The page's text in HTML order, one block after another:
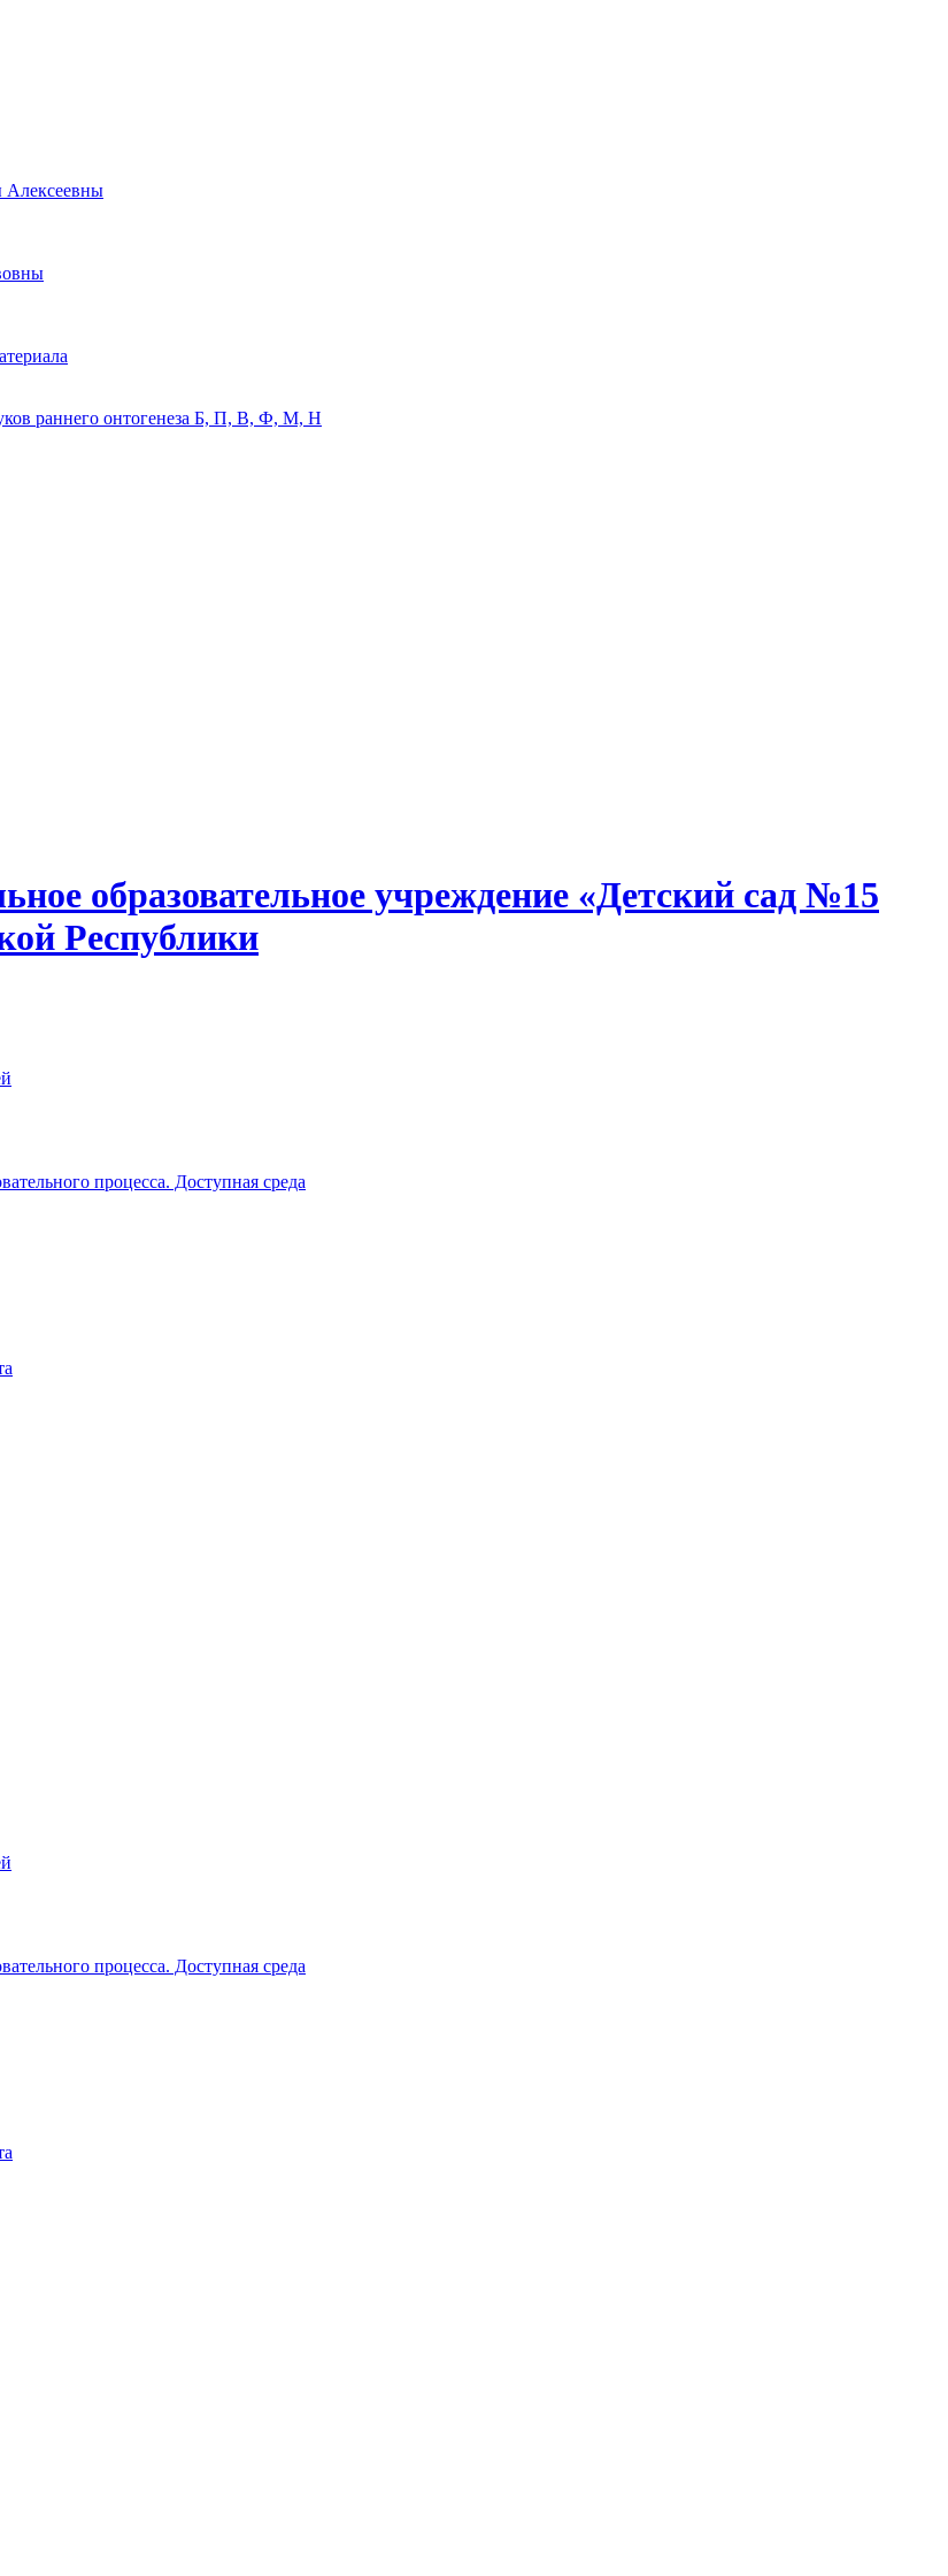
Алексеевны
раннего онтогенеза Б, П, В, Ф, М, Н
образовательное учреждение «Детский сад №15
Республики
процесса. Доступная среда
процесса. Доступная среда